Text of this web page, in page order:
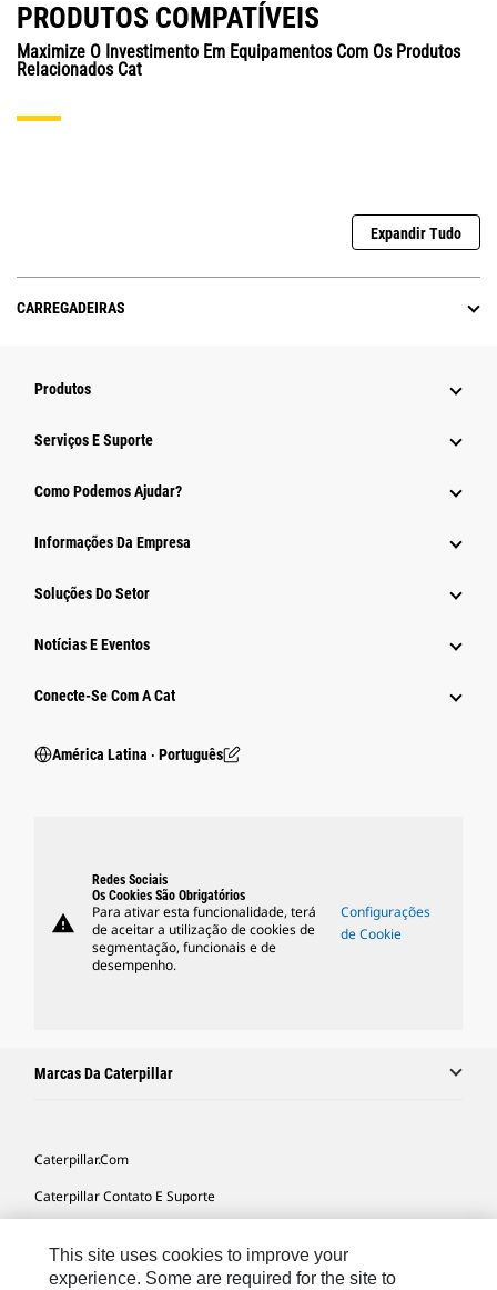
PRODUTOS COMPATÍVEIS
Maximize O Investimento Em Equipamentos Com Os Produtos
Relacionados Cat
Expandir Tudo
CARREGADEIRAS
Produtos
Serviços E Suporte
Como Podemos Ajudar?
Informações Da Empresa
Soluções Do Setor
Notícias E Eventos
Conecte-Se Com A Cat
América Latina ‧ Português
warning
Redes Sociais
Os Cookies São Obrigatórios
Para ativar esta funcionalidade, terá
de aceitar a utilização de cookies de
segmentação, funcionais e de
desempenho.
Configurações
de Cookie
Marcas Da Caterpillar
Caterpillar.com
Caterpillar Contato E Suporte
Mapa Do Local
This site uses cookies to improve your
experience. Some are required for the site to